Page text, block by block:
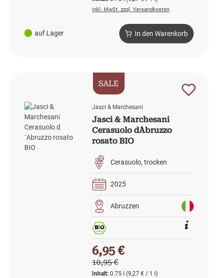
auf Lager
inkl. MwSt. zzgl. Versandkosten
In den Warenkorb
SALE
Jasci & Marchesani
Jasci & Marchesani
Cerasuolo d´Abruzzo
rosato BIO
Cerasuolo trocken
2025
Abruzzen
Inhalt:0.75 l(9,27 € / 1 l)
Verkaufspreis:
6,95 €
Regulärer Preis:
10,95 €